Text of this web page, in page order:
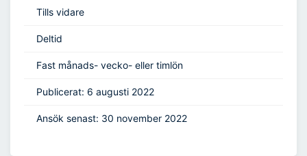
Tills vidare
Deltid
Fast månads- vecko- eller timlön
Publicerat: 6 augusti 2022
Ansök senast: 30 november 2022